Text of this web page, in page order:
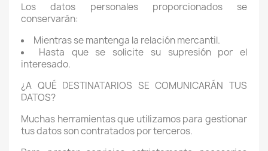
Los datos personales proporcionados se
conservarán:
Mientras se mantenga la relación mercantil.
Hasta que se solicite su supresión por el
interesado.
¿A QUÉ DESTINATARIOS SE COMUNICARÁN TUS
DATOS?
Muchas herramientas que utilizamos para gestionar
tus datos son contratados por terceros.